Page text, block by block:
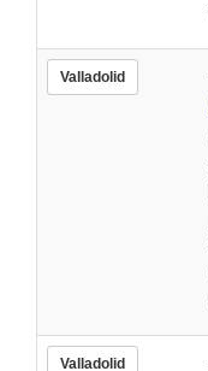
Valladolid
Valladolid